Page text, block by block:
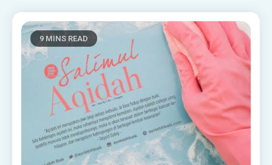
9 MINS READ